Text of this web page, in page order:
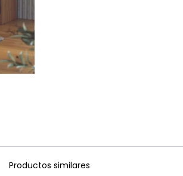
Productos similares